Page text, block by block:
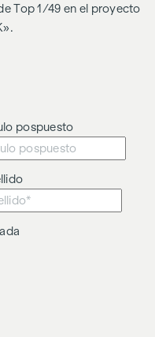
Top 1/49 en el proyecto
pospuesto